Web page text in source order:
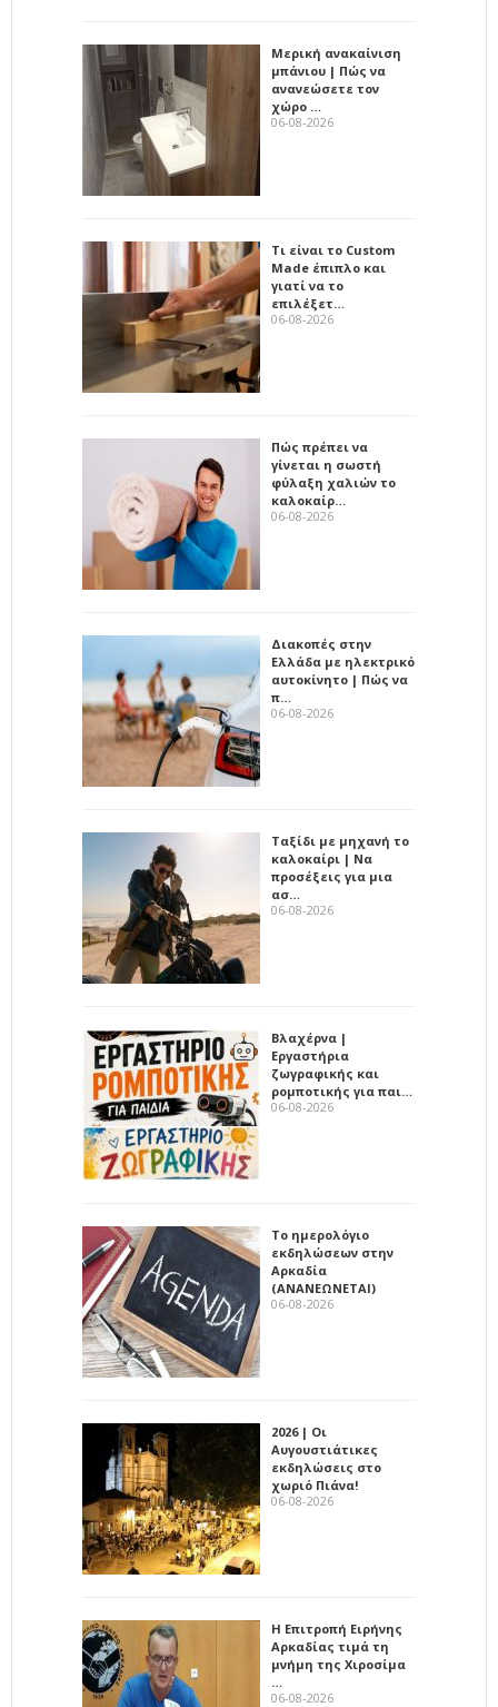
Μερική ανακαίνιση
μπάνιου | Πώς να
ανανεώσετε τον
χώρο …
06-08-2026
Τι είναι το Custom
Made έπιπλο και
γιατί να το
επιλέξετ…
06-08-2026
Πώς πρέπει να
γίνεται η σωστή
φύλαξη χαλιών το
καλοκαίρ…
06-08-2026
Διακοπές στην
Ελλάδα με ηλεκτρικό
αυτοκίνητο | Πώς να
π…
06-08-2026
Ταξίδι με μηχανή το
καλοκαίρι | Να
προσέξεις για μια
ασ…
06-08-2026
Βλαχέρνα |
Εργαστήρια
ζωγραφικής και
ρομποτικής για παι…
06-08-2026
Το ημερολόγιο
εκδηλώσεων στην
Αρκαδία
(ΑΝΑΝΕΩΝΕΤΑΙ)
06-08-2026
2026 | Οι
Αυγουστιάτικες
εκδηλώσεις στο
χωριό Πιάνα!
06-08-2026
Η Επιτροπή Ειρήνης
Αρκαδίας τιμά τη
μνήμη της Χιροσίμα
…
06-08-2026